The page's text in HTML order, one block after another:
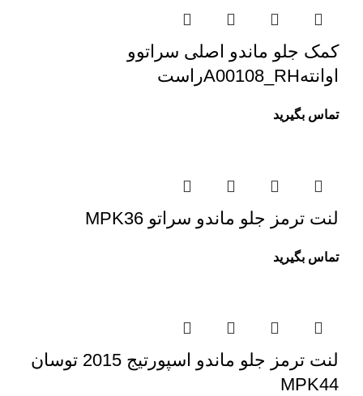
کمک جلو ماندو اصلی سراتوو
اوانتهA00108_RHراست
تماس بگیرید
لنت ترمز جلو ماندو سراتو MPK36
تماس بگیرید
لنت ترمز جلو ماندو اسپورتیج 2015 توسان
MPK44